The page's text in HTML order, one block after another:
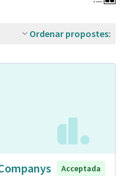
Ordenar propostes:
Acceptada